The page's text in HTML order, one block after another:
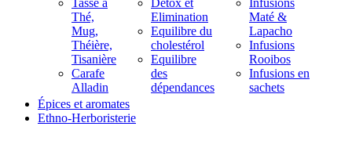
Tasse à
Thé,
Mug,
Théière,
Tisanière
Carafe
Alladin
Détox et
Elimination
Equilibre du
cholestérol
Equilibre
des
dépendances
Infusions
Maté &
Lapacho
Infusions
Rooibos
Infusions en
sachets
Épices et aromates
Ethno-Herboristerie